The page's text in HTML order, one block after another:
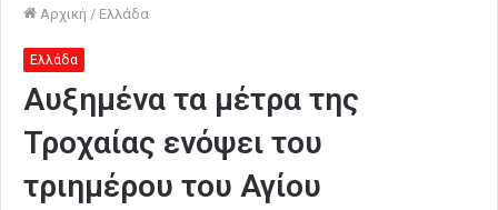
Αρχική / Ελλάδα
Ελλάδα
Αυξημένα τα μέτρα της
Τροχαίας ενόψει του
τριημέρου του Αγίου